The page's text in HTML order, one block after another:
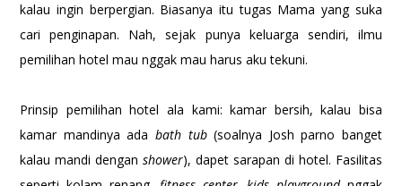
kalau ingin berpergian. Biasanya itu tugas Mama yang suka
cari penginapan. Nah, sejak punya keluarga sendiri, ilmu
pemilihan hotel mau nggak mau harus aku tekuni.
Prinsip pemilihan hotel ala kami: kamar bersih, kalau bisa
kamar mandinya ada bath tub(soalnya Josh parno banget
kalau mandi denganshower), dapet sarapan di hotel. Fasilitas